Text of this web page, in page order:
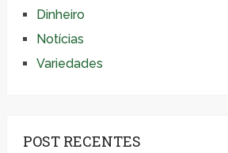
Dinheiro
Notícias
Variedades
POST RECENTES